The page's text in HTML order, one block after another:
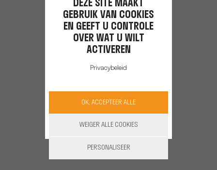
DEZE SITE MAAKT
GEBRUIK VAN COOKIES
EN GEEFT U CONTROLE
OVER WAT U WILT
ACTIVEREN
Privacybeleid
OK, ACCEPTEER ALLE
WEIGER ALLE COOKIES
PERSONALISEER